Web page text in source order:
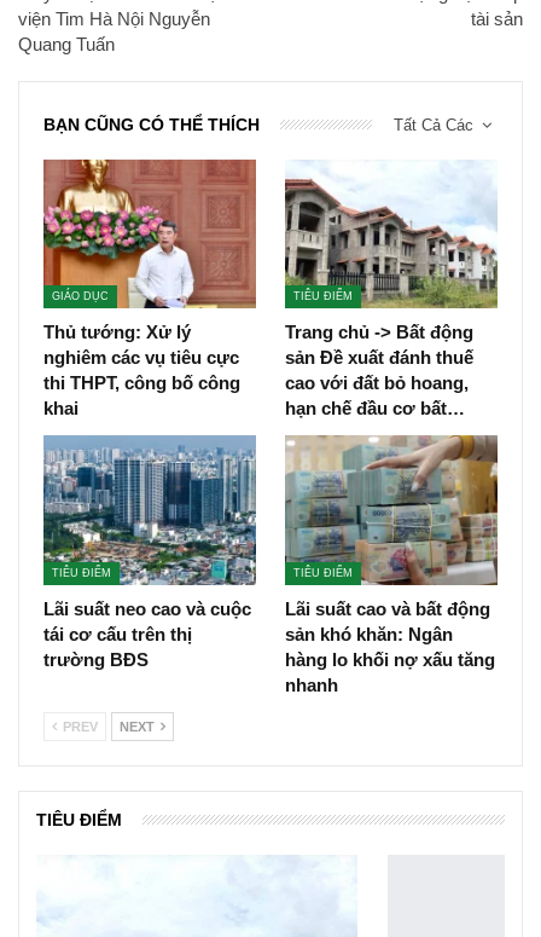
viện Tim Hà Nội Nguyễn
Quang Tuấn
tài sản
Tất Cả Các
BẠN CŨNG CÓ THỂ THÍCH
GIÁO DỤC
Thủ tướng: Xử lý
nghiêm các vụ tiêu cực
thi THPT, công bố công
khai
TIÊU ĐIỂM
Trang chủ -> Bất động
sản Đề xuất đánh thuế
cao với đất bỏ hoang,
hạn chế đầu cơ bất…
TIÊU ĐIỂM
Lãi suất neo cao và cuộc
tái cơ cấu trên thị
trường BĐS
TIÊU ĐIỂM
Lãi suất cao và bất động
sản khó khăn: Ngân
hàng lo khối nợ xấu tăng
nhanh
PREV NEXT
TIÊU ĐIỂM